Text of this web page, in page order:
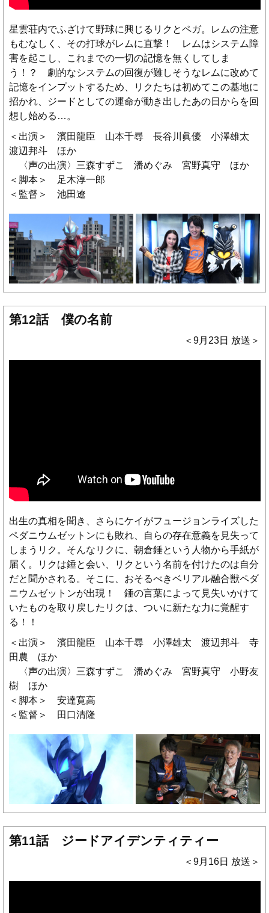
星雲荘内でふざけて野球に興じるリクとペガ。レムの注意
もむなしく、その打球がレムに直撃！ レムはシステム障
害を起こし、これまでの一切の記憶を無くしてしま
う！？ 劇的なシステムの回復が難しそうなレムに改めて
記憶をインプットするため、リクたちは初めてこの基地に
招かれ、ジードとしての運命が動き出したあの日からを回
想し始める…。
＜出演＞ 濱田龍臣 山本千尋 長谷川眞優 小澤雄太
渡辺邦斗 ほか
〈声の出演〉三森すずこ 潘めぐみ 宮野真守 ほか
＜脚本＞ 足木淳一郎
＜監督＞ 池田遼
第12話 僕の名前
＜9月23日 放送＞
出生の真相を聞き、さらにケイがフュージョンライズした
ペダニウムゼットンにも敗れ、自らの存在意義を見失って
しまうリク。そんなリクに、朝倉錘という人物から手紙が
届く。リクは錘と会い、リクという名前を付けたのは自分
だと聞かされる。そこに、おそるべきベリアル融合獣ペダ
ニウムゼットンが出現！ 錘の言葉によって見失いかけて
いたものを取り戻したリクは、ついに新たな力に覚醒す
る！！
＜出演＞ 濱田龍臣 山本千尋 小澤雄太 渡辺邦斗 寺
田農 ほか
〈声の出演〉三森すずこ 潘めぐみ 宮野真守 小野友
樹 ほか
＜脚本＞ 安達寛高
＜監督＞ 田口清隆
第11話 ジードアイデンティティー
＜9月16日 放送＞